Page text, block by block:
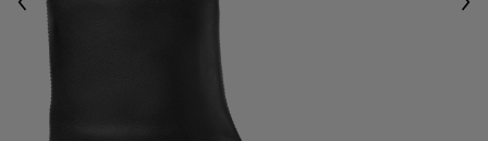
Previous